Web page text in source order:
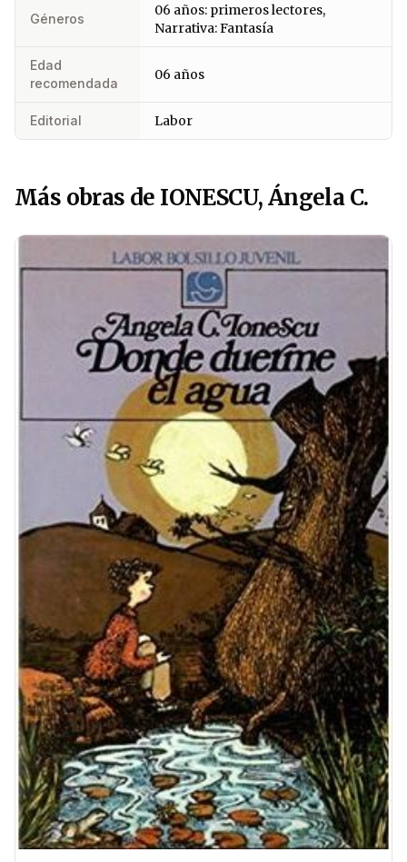
Géneros
06 años: primeros lectores,
Narrativa: Fantasía
Edad
recomendada
06 años
Editorial Labor
Más obras de IONESCU, Ángela C.